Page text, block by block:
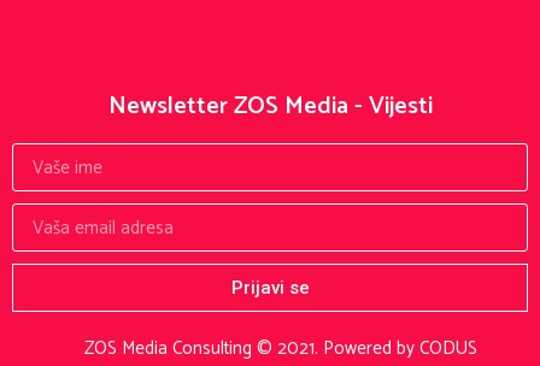
ZOS Media Consulting © 2021. Powered by CODUS
Newsletter ZOS Media - Vijesti
Prijavi se